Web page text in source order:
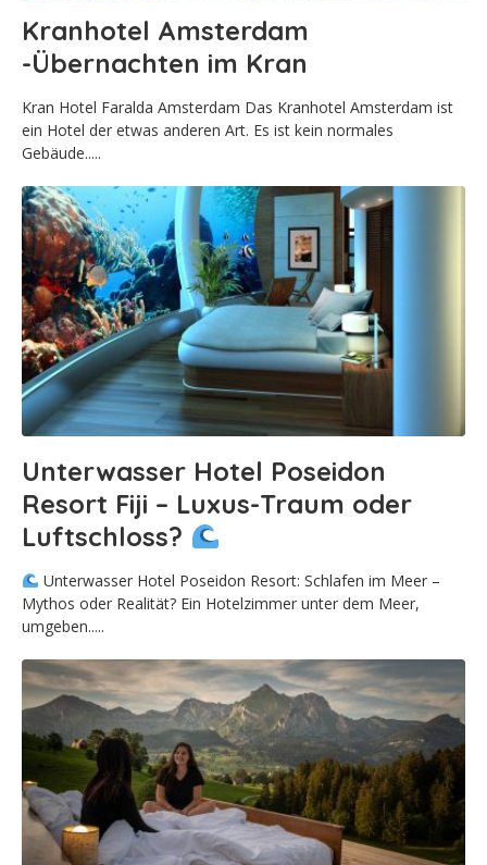
Kranhotel Amsterdam
-Übernachten im Kran
Kran Hotel Faralda Amsterdam Das Kranhotel Amsterdam ist
ein Hotel der etwas anderen Art. Es ist kein normales
Gebäude.....
Unterwasser Hotel Poseidon
Resort Fiji – Luxus-Traum oder
Luftschloss?
Unterwasser Hotel Poseidon Resort: Schlafen im Meer –
Mythos oder Realität? Ein Hotelzimmer unter dem Meer,
umgeben.....